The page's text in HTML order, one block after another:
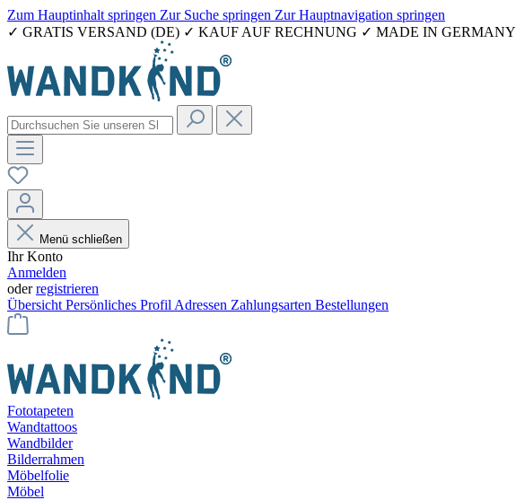
Zum Hauptinhalt springen Zur Suche springen Zur Hauptnavigation springen
✓ GRATIS VERSAND (DE) ✓ KAUF AUF RECHNUNG ✓ MADE IN GERMANY
Menü schließen
Ihr Konto
Anmelden
oderregistrieren
Übersicht Persönliches Profil Adressen Zahlungsarten Bestellungen
Fototapeten
Wandtattoos
Wandbilder
Bilderrahmen
Möbelfolie
Möbel